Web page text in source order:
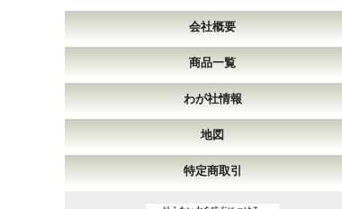
会社概要
商品一覧
わが社情報
地図
特定商取引